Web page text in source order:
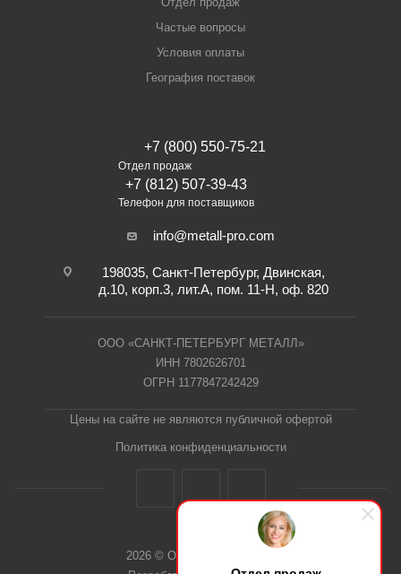
Частые вопросы
Условия оплаты
География поставок
+7 (800) 550-75-21
Отдел продаж
+7 (812) 507-39-43
Телефон для поставщиков
info@metall-pro.com
198035, Санкт-Петербург, Двинская,
д.10, корп.3, лит.А, пом. 11-Н, оф. 820
ООО «САНКТ-ПЕТЕРБУРГ МЕТАЛЛ»
ИНН 7802626701
ОГРН 1177847242429
Цены на сайте не являются публичной офертой
Политика конфиденциальности
2026 © ООО "СПб Металл"